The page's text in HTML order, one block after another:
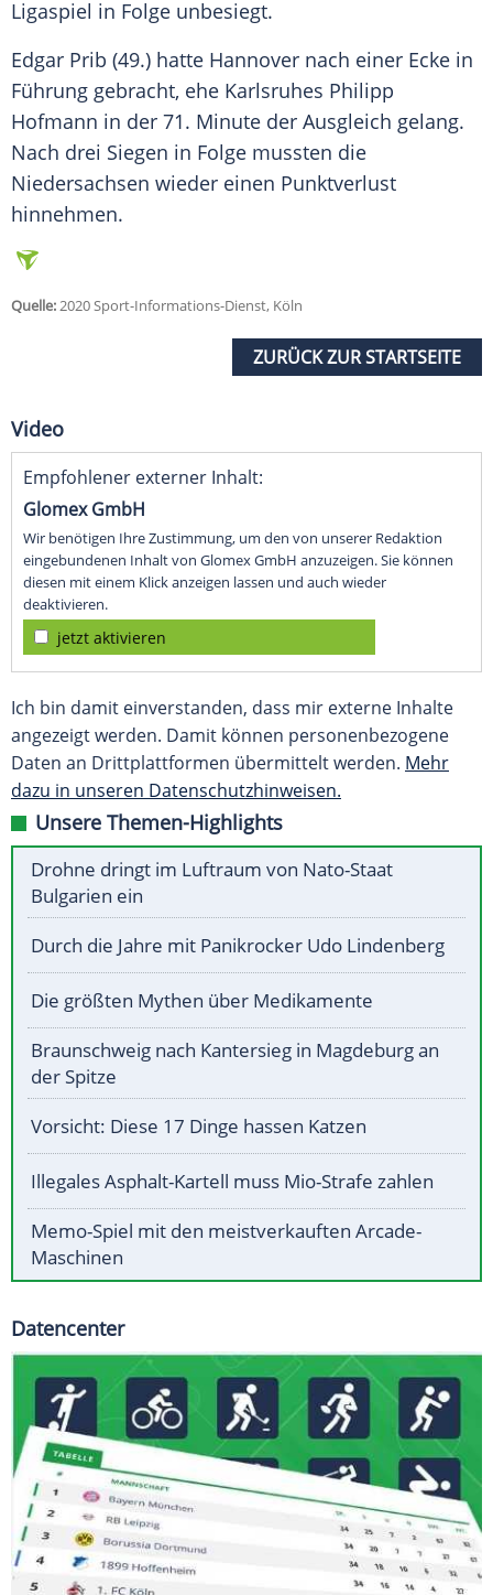
Ligaspiel in Folge unbesiegt.
Edgar Prib (49.) hatte Hannover nach einer Ecke in
Führung gebracht, ehe Karlsruhes Philipp
Hofmann in der 71. Minute der Ausgleich gelang.
Nach drei Siegen in Folge mussten die
Niedersachsen wieder einen Punktverlust
hinnehmen.
Quelle:2020 Sport-Informations-Dienst, Köln
ZURÜCK ZUR STARTSEITE
Video
Empfohlener externer Inhalt:
Glomex GmbH
Wir benötigen Ihre Zustimmung, um den von unserer Redaktion
eingebundenen Inhalt von Glomex GmbH anzuzeigen. Sie können
diesen mit einem Klick anzeigen lassen und auch wieder
deaktivieren.
jetzt aktivieren
Ich bin damit einverstanden, dass mir externe Inhalte
angezeigt werden. Damit können personenbezogene
Daten an Drittplattformen übermittelt werden. Mehr
dazu in unseren Datenschutzhinweisen.
Unsere Themen-Highlights
Drohne dringt im Luftraum von Nato-Staat
Bulgarien ein
Durch die Jahre mit Panikrocker Udo Lindenberg
Die größten Mythen über Medikamente
Braunschweig nach Kantersieg in Magdeburg an
der Spitze
Vorsicht: Diese 17 Dinge hassen Katzen
Illegales Asphalt-Kartell muss Mio-Strafe zahlen
Memo-Spiel mit den meistverkauften Arcade-
Maschinen
Datencenter